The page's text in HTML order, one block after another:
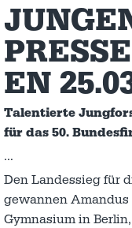
EN
Talentierte
für das 50.
…
Den Landessieg für
gewannen Amandus
Gymnasium in Berlin,